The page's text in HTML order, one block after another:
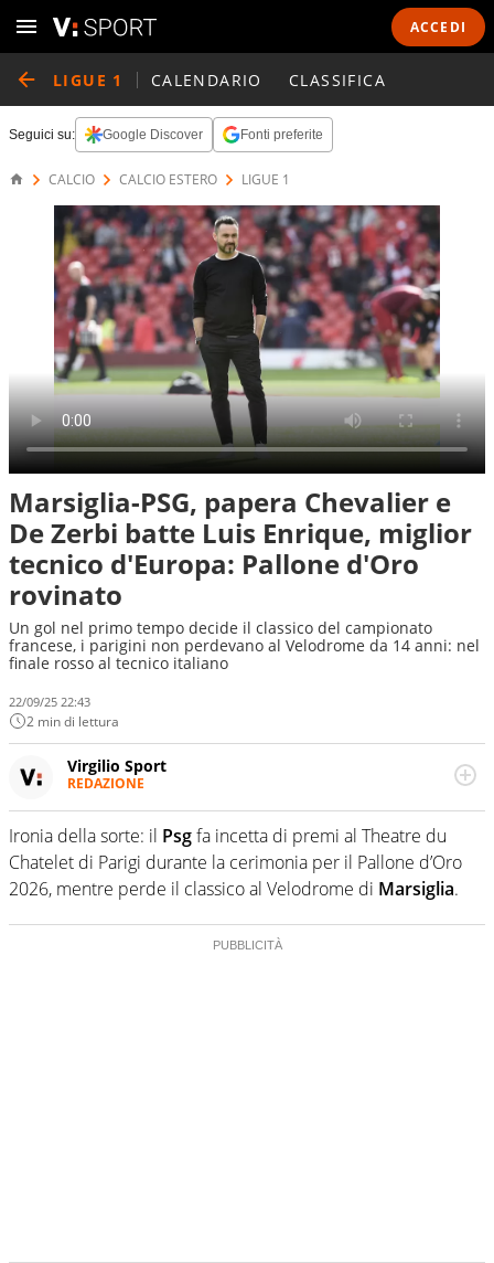
ACCEDI
LIGUE 1 CALENDARIO CLASSIFICA
Seguici su: Google Discover Fonti preferite
CALCIO CALCIO ESTERO LIGUE 1
Marsiglia-PSG, papera Chevalier e
De Zerbi batte Luis Enrique, miglior
tecnico d'Europa: Pallone d'Oro
rovinato
Un gol nel primo tempo decide il classico del campionato
francese, i parigini non perdevano al Velodrome da 14 anni: nel
finale rosso al tecnico italiano
22/09/25 22:43
2 min di lettura
Virgilio Sport
REDAZIONE
appassionato su tutto il mondo dello sport. Calcio,
calciomercato, F1, Motomondiale ma anche tennis,
volley, basket: su Virgilio Sport i tifosi e gli appassionati
sanno che troveranno sempre copertura completa e
zero faziosità. La squadra di Virgilio Sport è formata da
giornalisti ed esperti di sport abili sia nel gioco di
rimessa quando intercettano le notizie e le rilanciano
Ironia della sorte: il Psgfa incetta di premi al Theatre du
Chatelet di Parigi durante la cerimonia per il Pallone d’Oro
2026, mentre perde il classico al Velodrome di Marsiglia.